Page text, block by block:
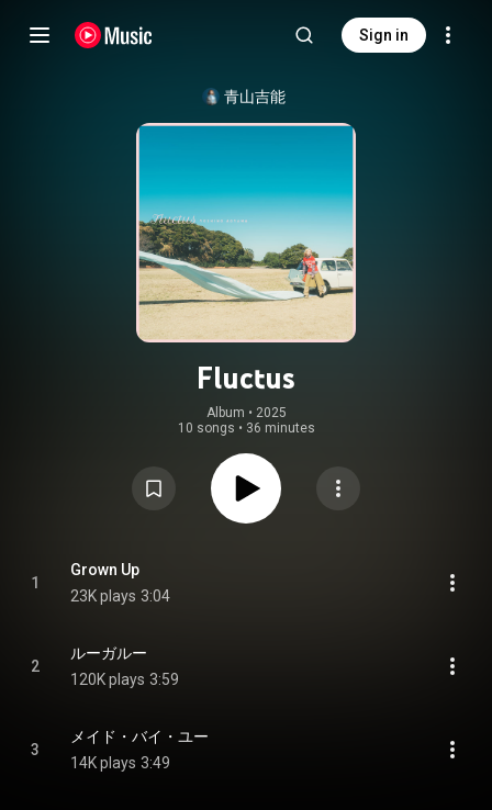
Sign in
青山吉能
Fluctus
Album • 2025
10 songs • 36 minutes
1
Grown Up
23K plays 3:04
2
ルーガルー
120K plays 3:59
3
メイド・バイ・ユー
14K plays 3:49